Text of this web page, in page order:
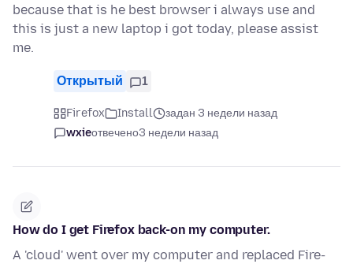
because that is he best browser i always use and
this is just a new laptop i got today, please assist
me.
Открытый 1
Firefox Install
задан 3 недели назад
wxieотвечено3 недели назад
How do I get Firefox back-on my computer.
A 'cloud' went over my computer and replaced Fire-